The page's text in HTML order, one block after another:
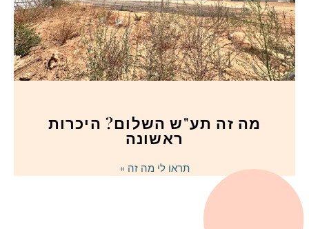
מה זה תע"ש השלום? היכרות
ראשונה
תראו לי מה זה »